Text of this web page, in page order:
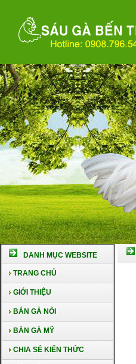
DANH MỤC WEBSITE
TRANG CHỦ
GIỚI THIỆU
BÁN GÀ NÒI
BÁN GÀ MỸ
CHIA SẺ KIẾN THỨC